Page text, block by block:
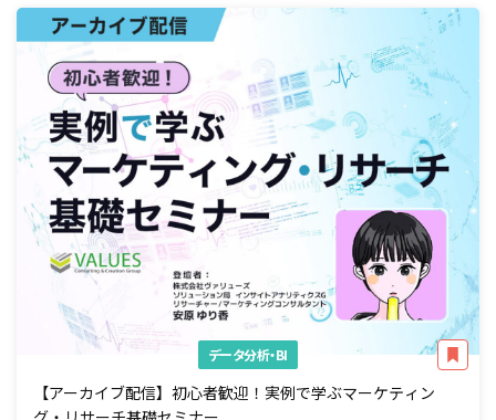
データ分析・BI
【アーカイブ配信】初心者歓迎！実例で学ぶマーケティン